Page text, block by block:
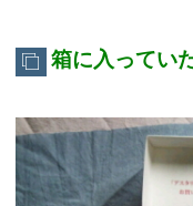
箱に入ってい